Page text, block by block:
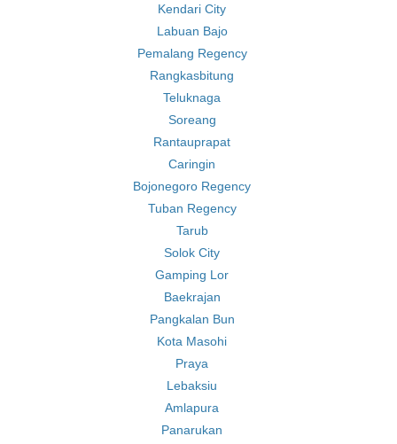
Kendari City
Labuan Bajo
Pemalang Regency
Rangkasbitung
Teluknaga
Soreang
Rantauprapat
Caringin
Bojonegoro Regency
Tuban Regency
Tarub
Solok City
Gamping Lor
Baekrajan
Pangkalan Bun
Kota Masohi
Praya
Lebaksiu
Amlapura
Panarukan